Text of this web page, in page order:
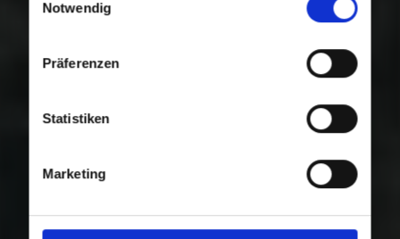
Nutzung der Dienste gesammelt haben.
Notwendig
Präferenzen
Statistiken
Marketing